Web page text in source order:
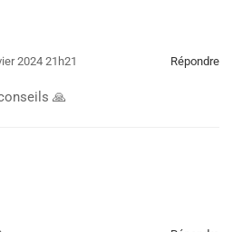
2024 21h21 Répondre
🙏